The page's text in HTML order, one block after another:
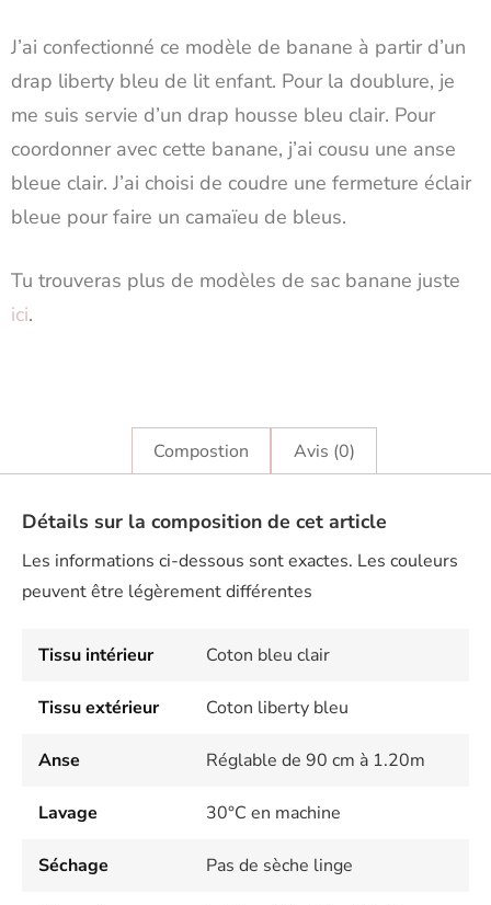
J’ai confectionné ce modèle de banane à partir d’un
drap liberty bleu de lit enfant. Pour la doublure, je
me suis servie d’un drap housse bleu clair. Pour
coordonner avec cette banane, j’ai cousu une anse
bleue clair. J’ai choisi de coudre une fermeture éclair
bleue pour faire un camaïeu de bleus.
Tu trouveras plus de modèles de sac banane juste
ici.
Compostion Avis (0)
Détails sur la composition de cet article
Les informations ci-dessous sont exactes. Les couleurs
peuvent être légèrement différentes
Tissu intérieur Coton bleu clair
Tissu extérieur Coton liberty bleu
Anse Réglable de 90 cm à 1.20m
Lavage 30°C en machine
Séchage Pas de sèche linge